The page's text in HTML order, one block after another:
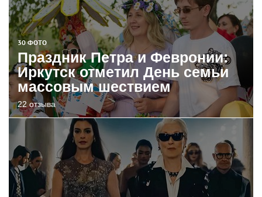
30 ФОТО
Праздник Петра и Февронии:
Иркутск отметил День семьи
массовым шествием
22 отзыва